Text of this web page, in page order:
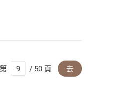
第 / 50 頁 去